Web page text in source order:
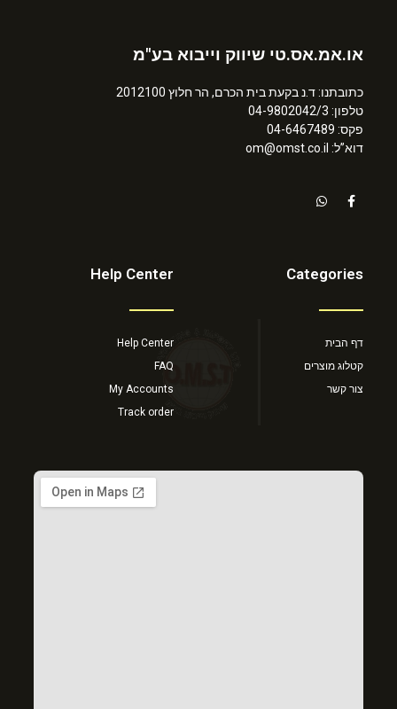
או.אמ.אס.טי שיווק וייבוא בע"מ
כתובתנו: ד.נ בקעת בית הכרם, הר חלוץ 2012100
טלפון: 04-9802042/3
פקס: 04-6467489
דוא”ל: om@omst.co.il
Categories
דף הבית
קטלוג מוצרים
צור קשר
Help Center
Help Center
FAQ
My Accounts
Track order